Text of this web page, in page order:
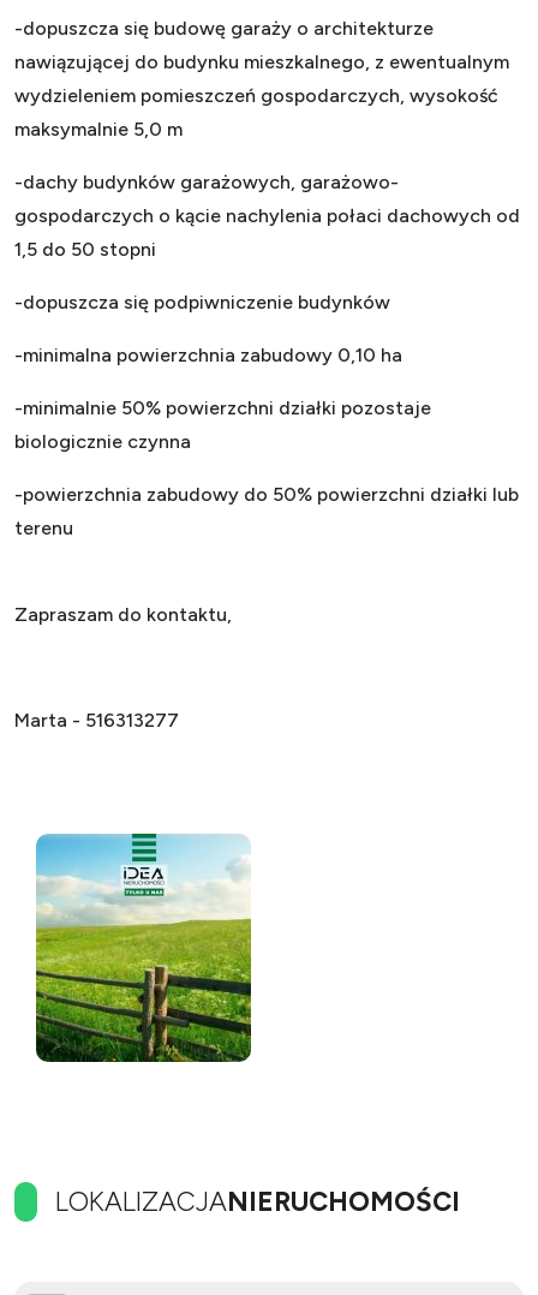
-dopuszcza się budowę garaży o architekturze
nawiązującej do budynku mieszkalnego, z ewentualnym
wydzieleniem pomieszczeń gospodarczych, wysokość
maksymalnie 5,0 m
-dachy budynków garażowych, garażowo-
gospodarczych o kącie nachylenia połaci dachowych od
1,5 do 50 stopni
-dopuszcza się podpiwniczenie budynków
-minimalna powierzchnia zabudowy 0,10 ha
-minimalnie 50% powierzchni działki pozostaje
biologicznie czynna
-powierzchnia zabudowy do 50% powierzchni działki lub
terenu
Zapraszam do kontaktu,
Marta - 516313277
LOKALIZACJANIERUCHOMOŚCI